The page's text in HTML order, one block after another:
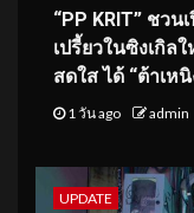
“PP KRIT” ชว
เปรี้ยวในซิงเกิล
สดใส ได้ “ต้าเห
1 วัน ago admin
UPDATE